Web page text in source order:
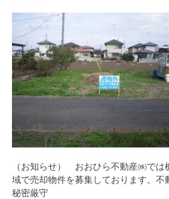
（お知らせ） おおひら不動産㈱で
域で売却物件を募集しております。
秘密厳守